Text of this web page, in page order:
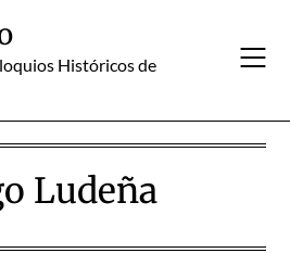
Históricos de
Ludeña